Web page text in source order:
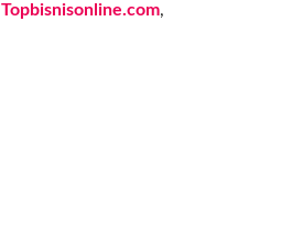
Topbisnisonline.com,